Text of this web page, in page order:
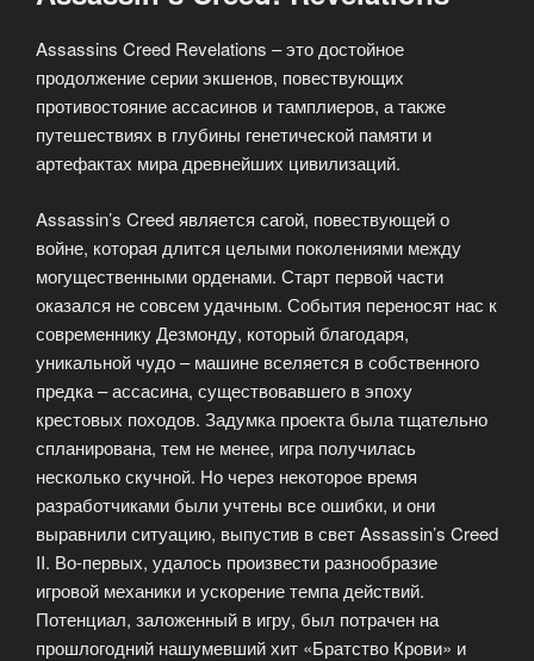
Assassins Creed Revelations – это достойное
продолжение серии экшенов, повествующих
противостояние ассасинов и тамплиеров, а также
путешествиях в глубины генетической памяти и
артефактах мира древнейших цивилизаций.
Assassin’s Creed является сагой, повествующей о
войне, которая длится целыми поколениями между
могущественными орденами. Старт первой части
оказался не совсем удачным. События переносят нас к
современнику Дезмонду, который благодаря,
уникальной чудо – машине вселяется в собственного
предка – ассасина, существовавшего в эпоху
крестовых походов. Задумка проекта была тщательно
спланирована, тем не менее, игра получилась
несколько скучной. Но через некоторое время
разработчиками были учтены все ошибки, и они
выравнили ситуацию, выпустив в свет Assassin’s Creed
II. Во-первых, удалось произвести разнообразие
игровой механики и ускорение темпа действий.
Потенциал, заложенный в игру, был потрачен на
прошлогодний нашумевший хит «Братство Крови» и